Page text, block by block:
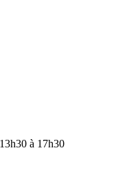
à 17h30